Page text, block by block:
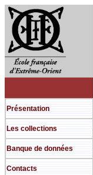
Présentation
Les collections
Banque de données
Contacts